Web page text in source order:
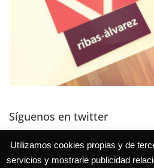
Síguenos en twitter
Utilizamos cookies propias y de
servicios y mostrarle publicidad